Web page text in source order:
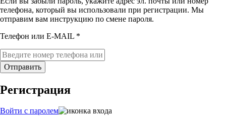
телефона, который вы использовали при регистрации. Мы
отправим вам инструкцию по смене пароля.
Телефон или E-MAIL *
Отправить
Регистрация
Войти с паролем